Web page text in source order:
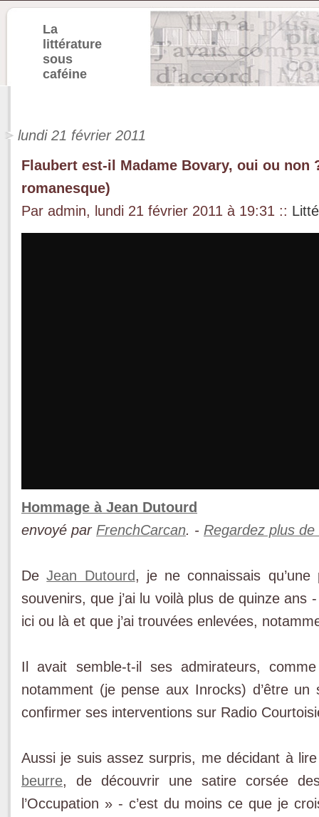
La
littérature
sous
caféine
lundi 21 février 2011
Flaubert est-il Madame Bovary, oui ou non
romanesque)
Par admin, lundi 21 février 2011 à 19:31 ::
Hommage à Jean Dutourd
envoyé par FrenchCarcan. - Regardez plus
DeJean Dutourd, je ne connaissais
souvenirs, que j’ai lu voilà plus de quinze ans
ici ou là et que j’ai trouvées enlevées,
Il avait semble-t-il ses admirateurs,
notamment (je pense aux Inrocks) d’être
confirmer ses interventions sur Radio
Aussi je suis assez surpris, me décidant à
beurre, de découvrir une satire corsée
l’Occupation » - c’est du moins ce que je